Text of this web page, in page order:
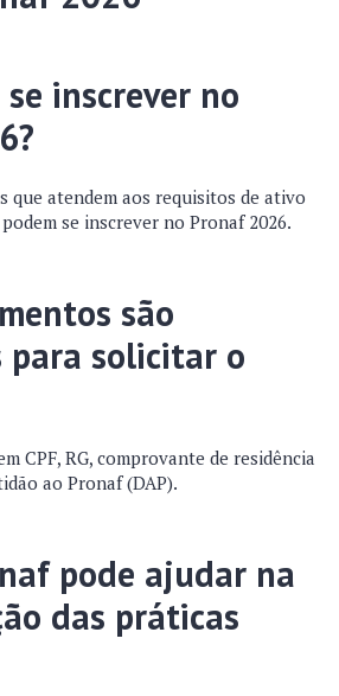
inscrever no
que atendem aos requisitos de ativo
se inscrever no Pronaf 2026.
são
para solicitar o
CPF, RG, comprovante de residência
ao Pronaf (DAP).
pode ajudar na
das práticas